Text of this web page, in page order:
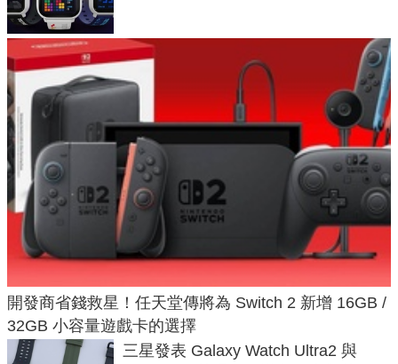
開發商省錢救星！任天堂傳將為 Switch 2 新增 16GB /
32GB 小容量遊戲卡的選擇
三星發表 Galaxy Watch Ultra2 與